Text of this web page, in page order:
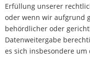
Erfüllung unserer
oder wenn wir aufgrund
behördlicher oder
Datenweitergabe
es sich insbesondere